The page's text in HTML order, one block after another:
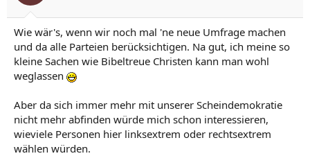
Wie wär's, wenn wir noch mal 'ne neue Umfrage machen
und da alle Parteien berücksichtigen. Na gut, ich meine so
kleine Sachen wie Bibeltreue Christen kann man wohl
weglassen
Aber da sich immer mehr mit unserer Scheindemokratie
nicht mehr abfinden würde mich schon interessieren,
wieviele Personen hier linksextrem oder rechtsextrem
wählen würden.